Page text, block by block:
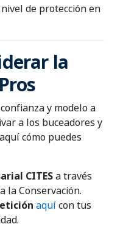
de protección en
la
y modelo a
a los buceadores y
cómo puedes
CITESa través
la Conservación.
aquícon tus